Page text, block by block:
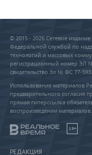
© 2015 - 2026 Сетевое
Федеральной службой по
технологий и массовых
регистрационный номер ЭЛ №
свидетельство Эл № ФС 77-
Использование материалов
предварительного согласия
прямая гиперссылка
воспроизведении материалов.
18+
РЕДАКЦИЯ